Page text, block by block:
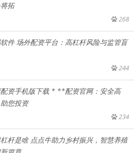
拓
268
件 场外配资平台：高杠杆风险与监管盲
244
机版下载 * **配资官网：安全高
您投资
234
杆是啥 点点牛助力乡村振兴，智慧养殖